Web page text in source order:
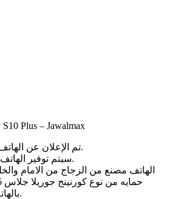
S10 Plus – Jawalmax
تم الإعلان عن الهاتف فى فبراير 2019.
سيتم توفير الهاتف فى مارس 2019.
الهاتف مصنع من الزجاج من الامام
بالهاتف من الالومنيوم.